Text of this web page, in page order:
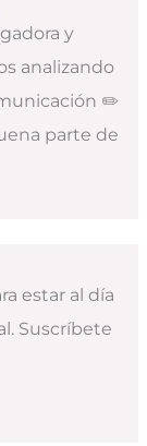
y
analizando
✏️
parte de
estar al día
Suscríbete